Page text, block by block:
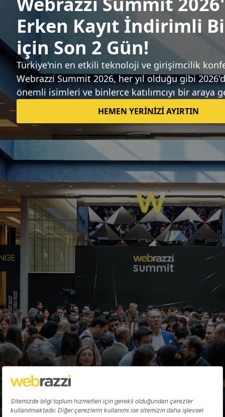
Sıradaki haber
Future Checkin ve Shopkick ile
Otomatik Checkin Devri